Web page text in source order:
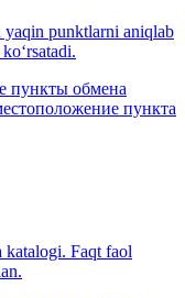
yaqin punktlarni aniqlab
пункты обмена
пункта
katalogi. Faqt faol